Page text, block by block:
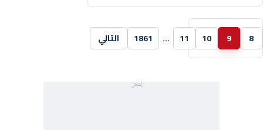
8
9
10
11
…
1861 التالي